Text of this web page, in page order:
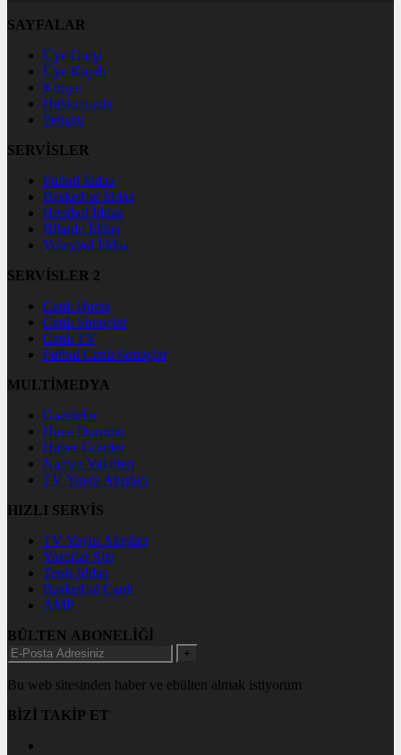
SAYFALAR
Üye Girişi
Üye Kaydı
Künye
Hakkımızda
İletişim
SERVİSLER
Futbol İddaa
Basketbol İddaa
Hentbol İddaa
Bilardo İddaa
Voleybol İddaa
SERVİSLER 2
Canlı Borsa
Canlı Sonuçlar
Canlı TV
Futbol Canlı Sonuçlar
MULTİMEDYA
Gazeteler
Hava Durumu
Haber Gönder
Namaz Vakitleri
TV Yayın Akışları
HIZLI SERVİS
TV Yayın Akışları
Yazarlar Site
Tenis İddaa
Basketbol Canlı
AMP
BÜLTEN ABONELİĞİ
+
Bu web sitesinden haber ve ebülten almak istiyorum
BİZİ TAKİP ET